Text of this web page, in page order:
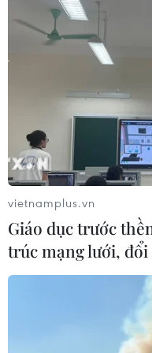
giao Việt Nam-Thái Lan
06/08/2026 05:48
mở đường cho sáng tạo
06/08/2026 04:25
CƠ QUAN CHỦ QUẢN: THÔNG
Tổng Biên tập: TRẦN
vietnamplus.vn
Giáo dục trước
trúc mạng lưới,